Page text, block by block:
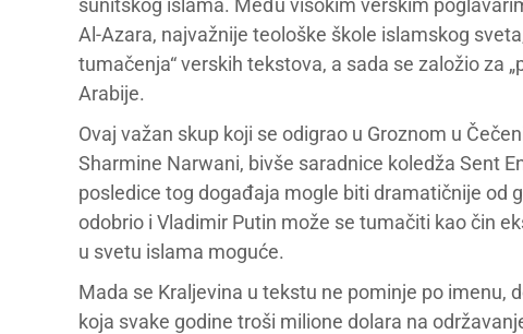
sunitskog islama. Među visokim verskim
Al-Azara, najvažnije teološke škole islamskog
tumačenja“ verskih tekstova, a sada se založio za
Arabije.
Ovaj važan skup koji se odigrao u Groznom u
Sharmine Narwani, bivše saradnice koledža Sent
posledice tog događaja mogle biti dramatičnije od
odobrio i Vladimir Putin može se tumačiti kao čin
u svetu islama moguće.
Mada se Kraljevina u tekstu ne pominje po imenu,
koja svake godine troši milione dolara na